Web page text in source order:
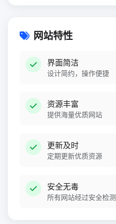
网站特性
界面简洁
设计简约，操作便捷
资源丰富
提供海量优质网站
更新及时
定期更新优质资源
安全无毒
所有网站经过安全检测